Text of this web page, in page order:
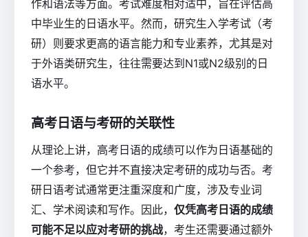
作和语法等方面。考试难度相对适中，旨在评估高
中毕业生的日语水平。然而，研究生入学考试（考
研）则要求更高的语言能力和专业素养，尤其是对
于外语类研究生，往往需要达到N1或N2级别的日
语水平。
高考日语与考研的关联性
从理论上讲，高考日语的成绩可以作为日语基础的
一个参考，但它并不直接决定考研的成功与否。考
研日语考试通常更注重深度和广度，涉及专业词
汇、学术阅读和写作。因此， 仅凭高考日语的成绩
可能不足以应对考研的挑战，考生还需要通过额外